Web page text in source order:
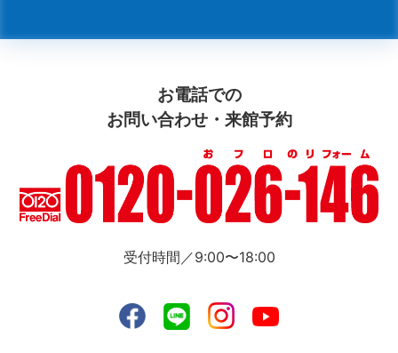
お電話での
お問い合わせ・来館予約
受付時間／9:00〜18:00